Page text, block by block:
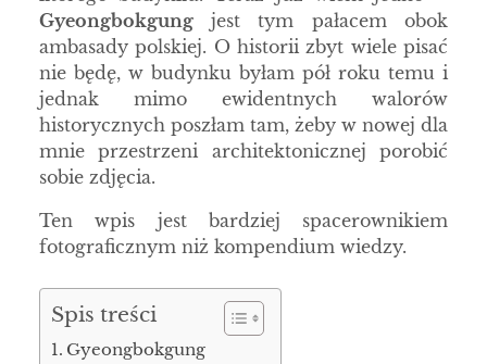
Gyeongbokgung jest tym pałacem obok
ambasady polskiej. O historii zbyt wiele pisać
nie będę, w budynku byłam pół roku temu i
jednak mimo ewidentnych walorów
historycznych poszłam tam, żeby w nowej dla
mnie przestrzeni architektonicznej porobić
sobie zdjęcia.
Ten wpis jest bardziej spacerownikiem
fotograficznym niż kompendium wiedzy.
Spis treści
Gyeongbokgung